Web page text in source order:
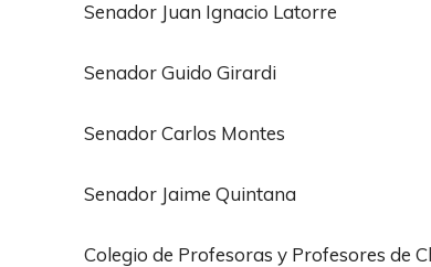
Senador Juan Ignacio Latorre
Senador Guido Girardi
Senador Carlos Montes
Senador Jaime Quintana
Colegio de Profesoras y Profesores de